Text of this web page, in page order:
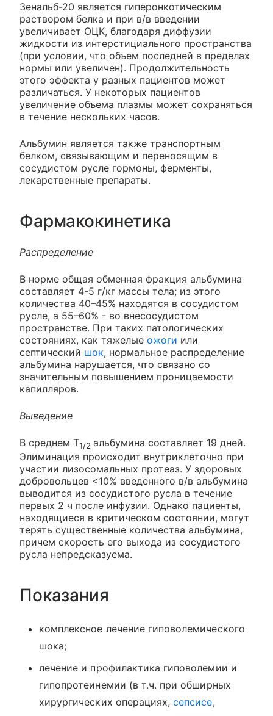
Зенальб-20 является гиперонкотическим
раствором белка и при в/в введении
увеличивает ОЦК, благодаря диффузии
жидкости из интерстициального пространства
(при условии, что объем последней в пределах
нормы или увеличен). Продолжительность
этого эффекта у разных пациентов может
различаться. У некоторых пациентов
увеличение объема плазмы может сохраняться
в течение нескольких часов.
Альбумин является также транспортным
белком, связывающим и переносящим в
сосудистом русле гормоны, ферменты,
лекарственные препараты.
Фармакокинетика
Распределение
В норме общая обменная фракция альбумина
составляет 4-5 г/кг массы тела; из этого
количества 40–45% находятся в сосудистом
русле, а 55–60% - во внесосудистом
пространстве. При таких патологических
состояниях, как тяжелые ожоги или
септический шок, нормальное распределение
альбумина нарушается, что связано со
значительным повышением проницаемости
капилляров.
Выведение
В среднем T1/2 альбумина составляет 19 дней.
Элиминация происходит внутриклеточно при
участии лизосомальных протеаз. У здоровых
добровольцев <10% введенного в/в альбумина
выводится из сосудистого русла в течение
первых 2 ч после инфузии. Однако пациенты,
находящиеся в критическом состоянии, могут
терять существенные количества альбумина,
причем скорость его выхода из сосудистого
русла непредсказуема.
Показания
комплексное лечение гиповолемического
шока;
лечение и профилактика гиповолемии и
гипопротеинемии (в т.ч. при обширных
хирургических операциях,сепсисе,